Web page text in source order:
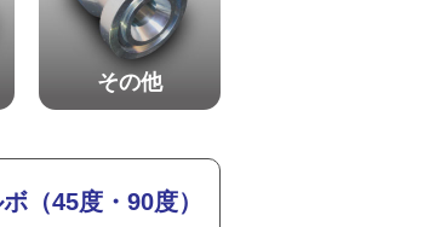
その他
（45度・90度）